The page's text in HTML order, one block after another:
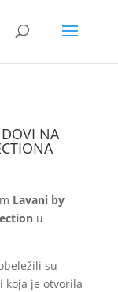
NA
Lavani by
u
su
koja je otvorila